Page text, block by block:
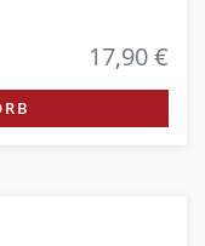
17,90 €